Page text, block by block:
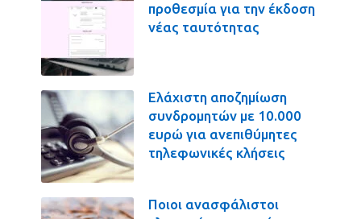
προθεσμία για την έκδοση
νέας ταυτότητας
Ελάχιστη αποζημίωση
συνδρομητών με 10.000
ευρώ για ανεπιθύμητες
τηλεφωνικές κλήσεις
Ποιοι ανασφάλιστοι